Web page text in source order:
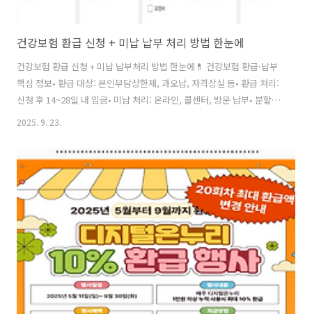
건강보험 환급 신청 + 미납 납부 처리 방법 한눈에
건강보험 환급 신청 + 미납 납부처리 방법 한눈에💊 건강보험 환급·납부
핵심 정보• 환급 대상: 본인부담상한제, 과오납, 자격상실 등• 환급 처리:
신청 후 14~28일 내 입금• 미납 처리: 온라인, 콜센터, 방문 납부• 분할
납부: 200만원 이상 체납시 가능• 문의: 1577-1000 (24시간)환급 신청
한제 초과• 보험료 과오납• 중복 납부• 자격 상실 후 납부💳 납부해야 하
는 경우• 보험료 미납• 체납금 발생• 연체금 부과• 자격 정지 위험🔄 건강
보험 환급 신청 방법💡 주요 환급 유형별 신청법📋 본인부담상한제 환급
• 연간 의료비가 상한액을 초과한 경우• 대부분 자동 환급 (신청 불필요)•
계좌 미등록시 별도 신청..
2025. 9. 23.